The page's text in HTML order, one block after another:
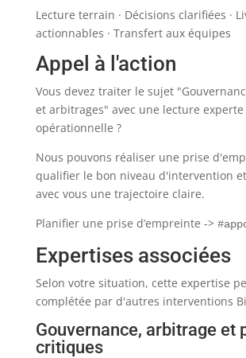
Lecture terrain · Décisions clarifiées ·
actionnables · Transfert aux équipes
Appel à l'action
Vous devez traiter le sujet
et arbitrages" avec une lecture
opérationnelle ?
Nous pouvons réaliser une prise
qualifier le bon niveau d'intervention
avec vous une trajectoire claire.
Planifier une prise d’empreinte ->
Expertises associées
Selon votre situation, cette expertise
complétée par d'autres interventions
Gouvernance, arbitrage et
critiques